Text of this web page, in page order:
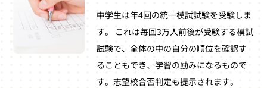
中学生は年4回の統一模試試験を受験しま
す。 これは毎回3万人前後が受験する模試
試験で、全体の中の自分の順位を確認す
ることもでき、学習の励みになるもので
す。志望校合否判定も提示されます。